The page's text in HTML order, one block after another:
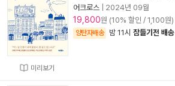
미리보기
어크로스
2024년 09월
19,800원 (10% 할인 / 1,100원)
양탄자배송 밤 11시 잠들기전 배송